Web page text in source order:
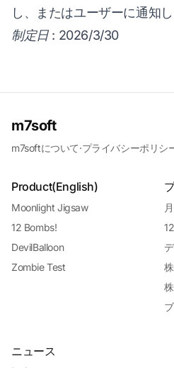
し、またはユーザーに通知し
制定日: 2026/3/30
m7soft
m7softについて·プライバシーポリシ
Product(English)
Moonlight Jigsaw
12 Bombs!
DevilBalloon
Zombie Test
ニュース